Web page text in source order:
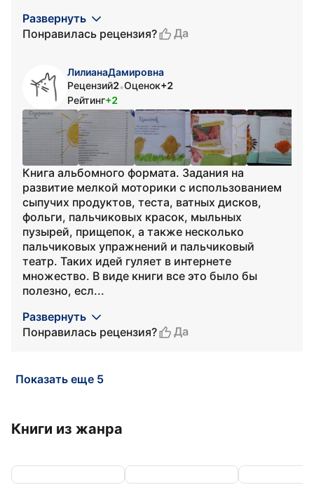
Развернуть
Понравилась рецензия?
Да
ЛилианаДамировна
Рецензий2•Оценок+2
Рейтинг+2
Книга альбомного формата. Задания на
развитие мелкой моторики с использованием
сыпучих продуктов, теста, ватных дисков,
фольги, пальчиковых красок, мыльных
пузырей, прищепок, а также несколько
пальчиковых упражнений и пальчиковый
театр. Таких идей гуляет в интернете
множество. В виде книги все это было бы
полезно, есл...
Развернуть
Понравилась рецензия?
Да
Показать еще 5
Книги из жанра